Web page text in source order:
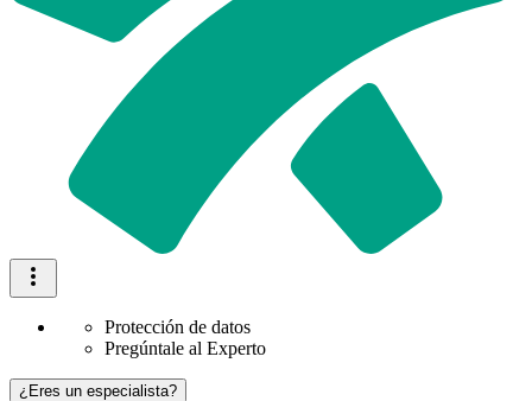
Protección de datos
Pregúntale al Experto
¿Eres un especialista?